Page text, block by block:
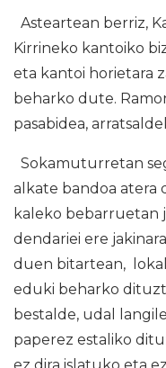
Asteartean berriz,
Kirrineko kantoiko
eta kantoi horietara
beharko dute.
pasabidea,
Sokamuturretan
alkate bandoa atera
kaleko bebarruetan
dendariei ere
duen bitartean,
eduki beharko
bestalde, udal
paperez estaliko